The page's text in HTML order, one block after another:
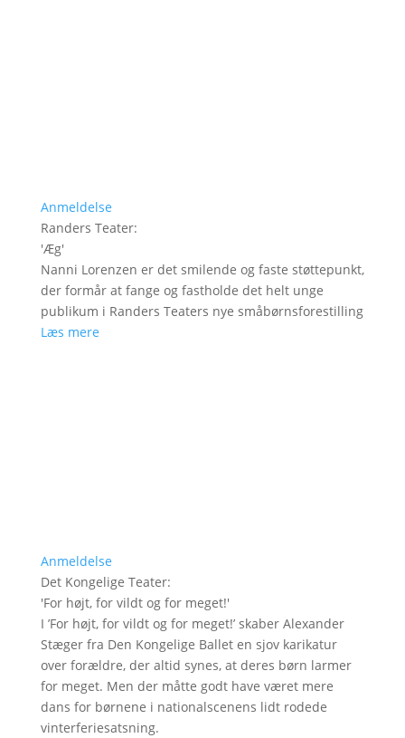
Anmeldelse
Randers Teater:
'Æg'
Nanni Lorenzen er det smilende og faste støttepunkt,
der formår at fange og fastholde det helt unge
publikum i Randers Teaters nye småbørnsforestilling
Læs mere
Anmeldelse
Det Kongelige Teater:
'For højt, for vildt og for meget!'
I ’For højt, for vildt og for meget!’ skaber Alexander
Stæger fra Den Kongelige Ballet en sjov karikatur
over forældre, der altid synes, at deres børn larmer
for meget. Men der måtte godt have været mere
dans for børnene i nationalscenens lidt rodede
vinterferiesatsning.